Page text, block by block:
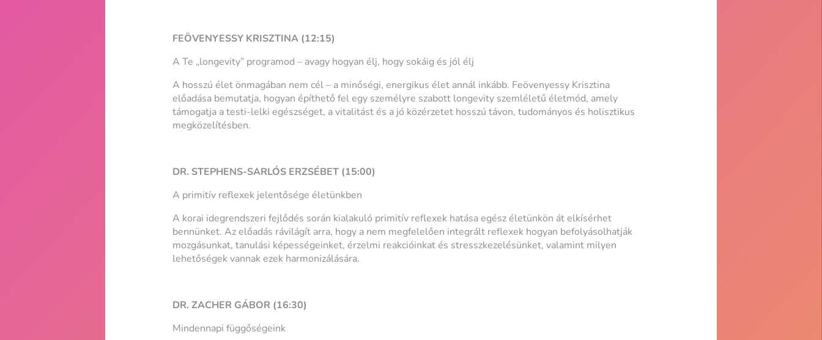
FEÖVENYESSY KRISZTINA (12:15)
A Te „longevity” programod – avagy hogyan élj, hogy sokáig és jól élj
A hosszú élet önmagában nem cél – a minőségi, energikus élet annál inkább. Feövenyessy Krisztina
előadása bemutatja, hogyan építhető fel egy személyre szabott longevity szemléletű életmód, amely
támogatja a testi-lelki egészséget, a vitalitást és a jó közérzetet hosszú távon, tudományos és holisztikus
megközelítésben.
DR. STEPHENS-SARLÓS ERZSÉBET (15:00)
A primitív reflexek jelentősége életünkben
A korai idegrendszeri fejlődés során kialakuló primitív reflexek hatása egész életünkön át elkísérhet
bennünket. Az előadás rávilágít arra, hogy a nem megfelelően integrált reflexek hogyan befolyásolhatják
mozgásunkat, tanulási képességeinket, érzelmi reakcióinkat és stresszkezelésünket, valamint milyen
lehetőségek vannak ezek harmonizálására.
DR. ZACHER GÁBOR (16:30)
Mindennapi függőségeink